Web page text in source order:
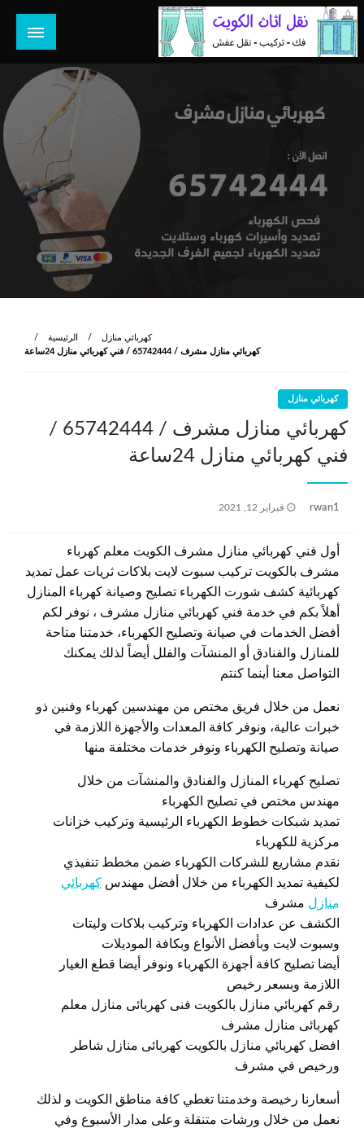
التخطي
إلى
المحتوى
هل تبحث عن أفضل خدمات بالكويت؟ خدمة فك نقل تركيب صيانة
الرئيسية
كهربائي منازل
كهربائي منازل مشرف / 65742444 / فني كهربائي منازل 24ساعة
كهربائي منازل
كهربائي منازل مشرف / 65742444 /
فني كهربائي منازل 24ساعة
rwan1
نُشر
فبراير 12, 2021
أول فني كهربائي منازل مشرف الكويت معلم كهرباء
مشرف بالكويت تركيب سبوت لايت بلاكات ثريات عمل تمديد
كهربائية كشف شورت الكهرباء تصليح وصيانة كهرباء المنازل
أهلاً بكم في خدمة فني كهربائي منازل مشرف ، نوفر لكم
أفضل الخدمات في صيانة وتصليح الكهرباء، خدمتنا متاحة
للمنازل والفنادق أو المنشآت والفلل أيضاً لذلك يمكنك
التواصل معنا أينما كنتم
نعمل من خلال فريق مختص من مهندسين كهرباء وفنين ذو
خبرات عالية، ونوفر كافة المعدات والأجهزة اللازمة في
صيانة وتصليح الكهرباء ونوفر خدمات مختلفة منها
تصليح كهرباء المنازل والفنادق والمنشآت من خلال
مهندس مختص في تصليح الكهرباء
تمديد شبكات خطوط الكهرباء الرئيسية وتركيب خزانات
مركزية للكهرباء
نقدم مشاريع للشركات الكهرباء ضمن مخطط تنفيذي
لكيفية تمديد الكهرباء من خلال أفضل مهندس كهربائي
منازل مشرف
الكشف عن عدادات الكهرباء وتركيب بلاكات وليتات
وسبوت لايت وبأفضل الأنواع وبكافة الموديلات
أيضا تصليح كافة أجهزة الكهرباء ونوفر أيضا قطع الغيار
اللازمة وبسعر رخيص
رقم كهربائي منازل بالكويت فنى كهربائى منازل معلم
كهربائى منازل مشرف
افضل كهربائي منازل بالكويت كهربائى منازل شاطر
ورخيص في مشرف
أسعارنا رخيصة وخدمتنا تغطي كافة مناطق الكويت و لذلك
نعمل من خلال ورشات متنقلة وعلى مدار الأسبوع وفي